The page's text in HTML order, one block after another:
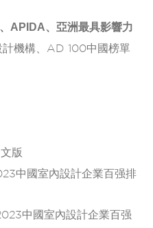
APIDA、亞洲最具影響力
計機構、AD 100中國榜單
版
中國室內設計企業百强排
中國室內設計企業百强